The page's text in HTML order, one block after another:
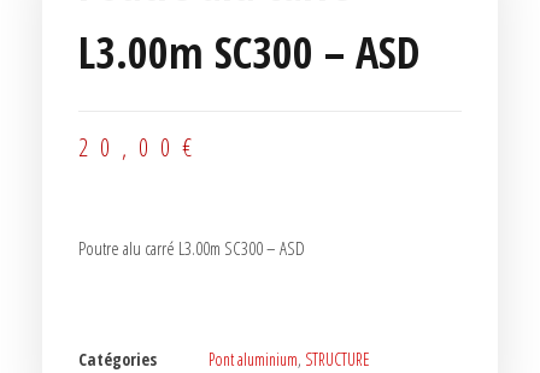
L3.00m SC300 – ASD
20,00 €
Poutre alu carré L3.00m SC300 – ASD
Catégories Pont aluminium, STRUCTURE